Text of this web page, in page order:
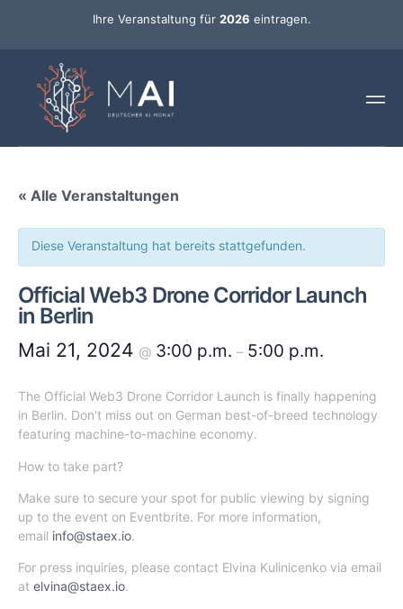
Ihre Veranstaltung für 2026 eintragen.
« Alle Veranstaltungen
Diese Veranstaltung hat bereits stattgefunden.
Official Web3 Drone Corridor Launch
in Berlin
Mai 21, 2024 @ 3:00 p.m. – 5:00 p.m.
The Official Web3 Drone Corridor Launch is finally happening
in Berlin. Don’t miss out on German best-of-breed technology
featuring machine-to-machine economy.
​How to take part?
​Make sure to secure your spot for public viewing by signing
up to the event on Eventbrite. For more information,
email info@staex.io.
​For press inquiries, please contact Elvina Kulinicenko via email
at elvina@staex.io.